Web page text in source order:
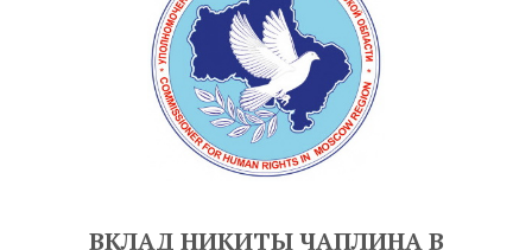
ВКЛАД НИКИТЫ ЧАПЛИНА В